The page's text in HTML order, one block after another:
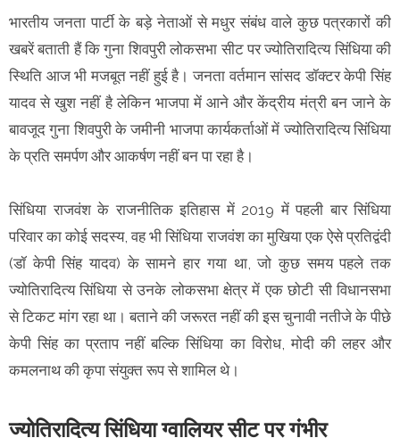
भारतीय जनता पार्टी के बड़े नेताओं से मधुर संबंध वाले कुछ पत्रकारों की
खबरें बताती हैं कि गुना शिवपुरी लोकसभा सीट पर ज्योतिरादित्य सिंधिया की
स्थिति आज भी मजबूत नहीं हुई है। जनता वर्तमान सांसद डॉक्टर केपी सिंह
यादव से खुश नहीं है लेकिन भाजपा में आने और केंद्रीय मंत्री बन जाने के
बावजूद गुना शिवपुरी के जमीनी भाजपा कार्यकर्ताओं में ज्योतिरादित्य सिंधिया
के प्रति समर्पण और आकर्षण नहीं बन पा रहा है।
सिंधिया राजवंश के राजनीतिक इतिहास में 2019 में पहली बार सिंधिया
परिवार का कोई सदस्य, वह भी सिंधिया राजवंश का मुखिया एक ऐसे प्रतिद्वंदी
(डॉ केपी सिंह यादव) के सामने हार गया था, जो कुछ समय पहले तक
ज्योतिरादित्य सिंधिया से उनके लोकसभा क्षेत्र में एक छोटी सी विधानसभा
से टिकट मांग रहा था। बताने की जरूरत नहीं की इस चुनावी नतीजे के पीछे
केपी सिंह का प्रताप नहीं बल्कि सिंधिया का विरोध, मोदी की लहर और
कमलनाथ की कृपा संयुक्त रूप से शामिल थे।
ज्योतिरादित्य सिंधिया ग्वालियर सीट पर गंभीर